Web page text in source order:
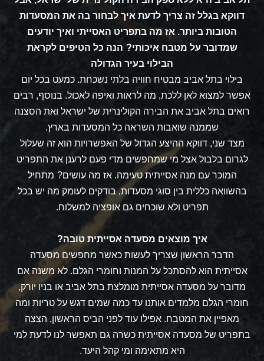
דווקא בגלל זה צריך לדעת איך לבחור בה את המסעדות
הטובות ביותר. אז מה בתפריט האסייתי ואיך יודעים
שמדובר על מטבח איכותי? הנה כל הטיפים לקראת
הבילוי בעיר הגדולה
בילוי בתל אביב מבטיח חוויה בלתי נשכחת. כמעט בכל יום
אפשר למצוא לאן ללכת, מה לראות ואיפה לאכול. בנוסף, רבים
רואים בתל אביב את הבירה הקולינרית של ישראל ואת הסצנה
שממנה שואבות השראה כל המסעדות בארץ.
מצד שני, דווקא ההיצע הגדול של האפשרויות הוא זה שעלול
לגרום בלבול אצל מי שמחפשים מדי פעם לרענן את התפריט
המוכר עם מנה אסייתית טעימה. אז מה עושים? מתחיל
בהשוואה כללית בין סוגי מסעדות, בודקים לעומק מה יש בכל
תפריט ולא שוכחים גם אופציה למשלוח.
איך מוצאים מסעדה אסייתית טובה?
הדבר הראשון שצריך לעשות כאשר מחפשים מסעדה
אסייתית הוא להסתכל על המנות וחומרי הגלם. לא משנה אם
מדובר על מסעדה אסייתית מומלצת בתל אביב או בניו יורק,
חומרי הגלם מלמדים אותנו עד כמה שמים דגש על טריות ומה
מאפיין את המטבח. אפילו עוד לפני הביס הראשון, הצצה
בתפריט של מסעדה אסייתית כשרה גם תאפשר לנו לדעת למי
היא מתאימה ומי קהל היעד.